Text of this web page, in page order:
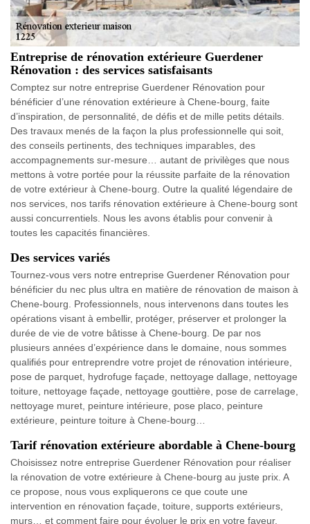
Entreprise de rénovation extérieure Guerdener
Rénovation : des services satisfaisants
Comptez sur notre entreprise Guerdener Rénovation pour
bénéficier d’une rénovation extérieure à Chene-bourg, faite
d’inspiration, de personnalité, de défis et de mille petits détails.
Des travaux menés de la façon la plus professionnelle qui soit,
des conseils pertinents, des techniques imparables, des
accompagnements sur-mesure… autant de privilèges que nous
mettons à votre portée pour la réussite parfaite de la rénovation
de votre extérieur à Chene-bourg. Outre la qualité légendaire de
nos services, nos tarifs rénovation extérieure à Chene-bourg sont
aussi concurrentiels. Nous les avons établis pour convenir à
toutes les capacités financières.
Des services variés
Tournez-vous vers notre entreprise Guerdener Rénovation pour
bénéficier du nec plus ultra en matière de rénovation de maison à
Chene-bourg. Professionnels, nous intervenons dans toutes les
opérations visant à embellir, protéger, préserver et prolonger la
durée de vie de votre bâtisse à Chene-bourg. De par nos
plusieurs années d’expérience dans le domaine, nous sommes
qualifiés pour entreprendre votre projet de rénovation intérieure,
pose de parquet, hydrofuge façade, nettoyage dallage, nettoyage
toiture, nettoyage façade, nettoyage gouttière, pose de carrelage,
nettoyage muret, peinture intérieure, pose placo, peinture
extérieure, peinture toiture à Chene-bourg…
Tarif rénovation extérieure abordable à Chene-bourg
Choisissez notre entreprise Guerdener Rénovation pour réaliser
la rénovation de votre extérieure à Chene-bourg au juste prix. A
ce propose, nous vous expliquerons ce que coute une
intervention en rénovation façade, toiture, supports extérieurs,
murs… et comment faire pour évoluer le prix en votre faveur.